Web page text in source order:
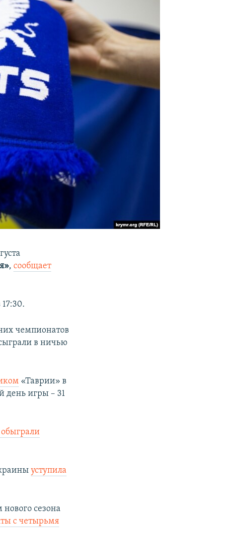
,сообщает
чемпионатов
в ничью
«Таврии» в
день игры – 31
уступила
нового сезона
с четырьмя